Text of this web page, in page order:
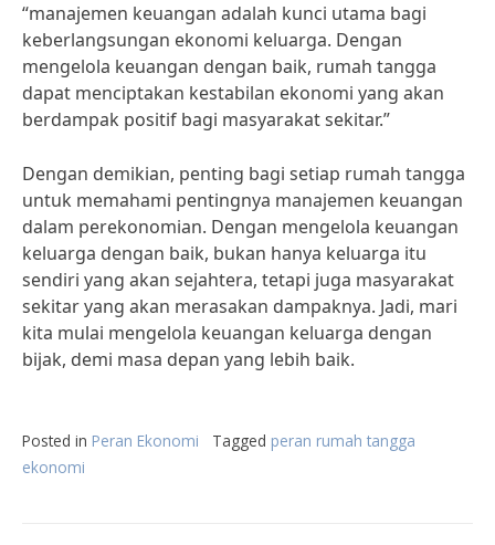
“manajemen keuangan adalah kunci utama bagi
keberlangsungan ekonomi keluarga. Dengan
mengelola keuangan dengan baik, rumah tangga
dapat menciptakan kestabilan ekonomi yang akan
berdampak positif bagi masyarakat sekitar.”
Dengan demikian, penting bagi setiap rumah tangga
untuk memahami pentingnya manajemen keuangan
dalam perekonomian. Dengan mengelola keuangan
keluarga dengan baik, bukan hanya keluarga itu
sendiri yang akan sejahtera, tetapi juga masyarakat
sekitar yang akan merasakan dampaknya. Jadi, mari
kita mulai mengelola keuangan keluarga dengan
bijak, demi masa depan yang lebih baik.
Posted in Peran Ekonomi Tagged peran rumah tangga
ekonomi